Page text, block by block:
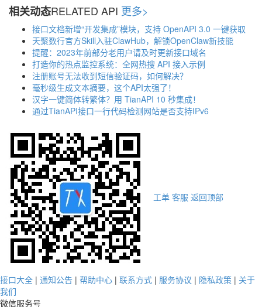
相关动态RELATED API 更多>
接口文档新增“开发集成”模块，支持 OpenAPI 3.0 一键获取
天聚数行官方Skill入驻ClawHub，解锁OpenClaw新技能
提醒：2023年前部分老用户请及时更新接口域名
打造你的热点监控系统：全网热搜 API 接入示例
注册账号无法收到短信验证码，如何解决？
毫秒级生成文本摘要，这个API太强了！
汉字一键简体转繁体？用 TianAPI 10 秒集成！
通过TianAPI接口一行代码检测网站是否支持IPv6
工单 客服 返回顶部
接口大全 | 通知公告 | 帮助中心 | 联系方式 | 服务协议 | 隐私政策 | 关于
我们
微信服务号